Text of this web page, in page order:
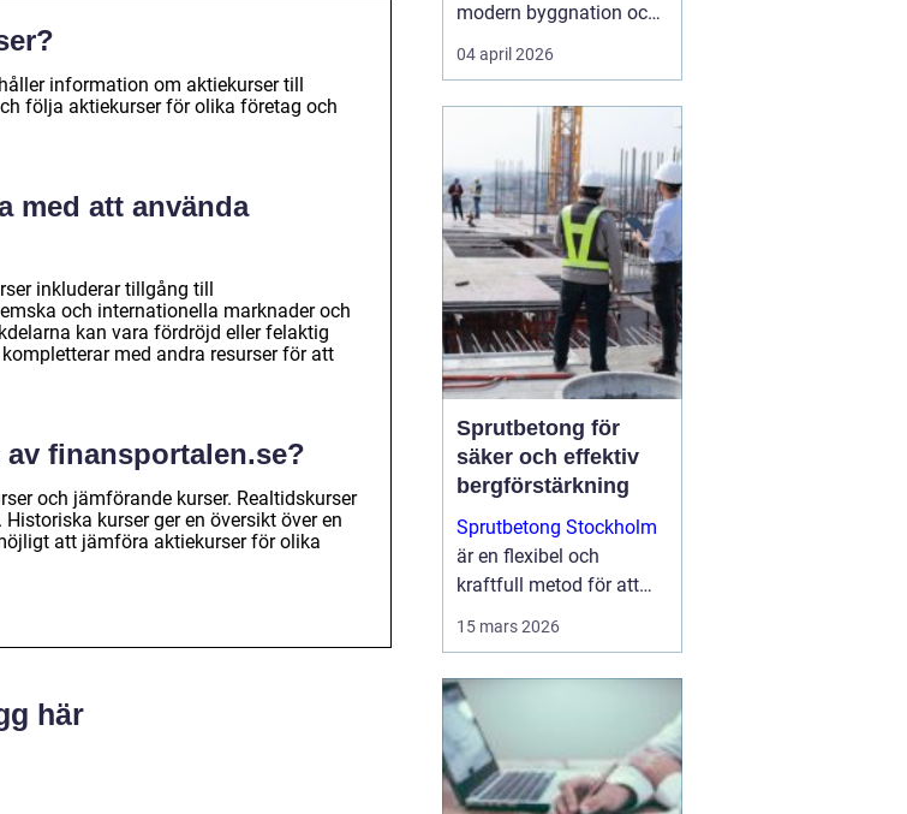
information om aktiekurser till
följa aktiekurser för olika företag och
med att använda
inkluderar tillgång till
och internationella marknader och
kan vara fördröjd eller felaktig
med andra resurser för att
finansportalen.se?
och jämförande kurser. Realtidskurser
kurser ger en översikt över en
att jämföra aktiekurser för olika
här
modern byggnation och
infrastrukturella
framsteg. När det krävs
berg för att bana väg för
vägar, tunnlar eller
fundament, så...
04 april 2026
Sprutbetong för
säker och effektiv
bergförstärkning
Sprutbetong Stockholm
är en flexibel och
kraftfull metod för att
15 mars 2026